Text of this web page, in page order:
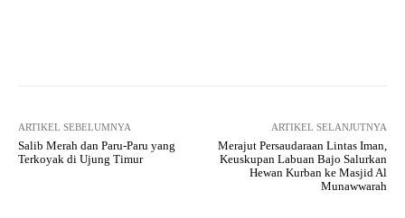
ARTIKEL SEBELUMNYA
Salib Merah dan Paru-Paru yang
Terkoyak di Ujung Timur
ARTIKEL SELANJUTNYA
Merajut Persaudaraan Lintas Iman,
Keuskupan Labuan Bajo Salurkan
Hewan Kurban ke Masjid Al
Munawwarah